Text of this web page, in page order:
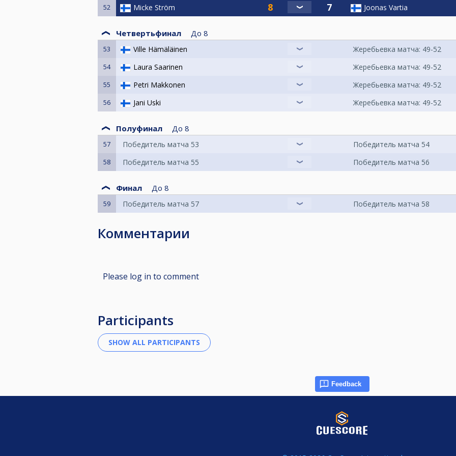
52 Micke Ström Joonas Vartia
Четвертьфинал До 8
53 Ville Hämäläinen Жеребьевка матча: 49-52
54 Laura Saarinen Жеребьевка матча: 49-52
55 Petri Makkonen Жеребьевка матча: 49-52
56 Jani Uski Жеребьевка матча: 49-52
Полуфинал До 8
57 Победитель матча 53 Победитель матча 54
58 Победитель матча 55 Победитель матча 56
Финал До 8
59 Победитель матча 57 Победитель матча 58
Комментарии
Please log in to comment
Participants
Feedback